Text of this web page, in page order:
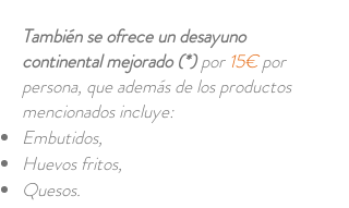
También se ofrece un desayuno
continental mejorado (*)por 15€por
persona, que además de los productos
mencionados incluye:
Embutidos,
Huevos fritos,
Quesos.